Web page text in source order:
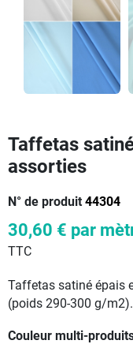
Taffetas
assorties
N° de produit 44304
30,60 € par
TTC
Taffetas satiné épais
(poids 290-300 g/
Couleur multi-